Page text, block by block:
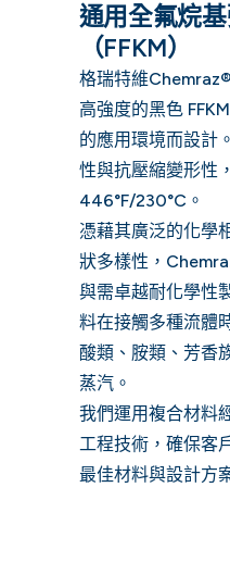
通用全氟烷
（FFKM）
格瑞特維
高強度的黑色
的應用環境而設計
性與抗壓縮變形性
446°F/230°C。
憑藉其廣泛的化學
狀多樣性，
與需卓越耐化學性
料在接觸多種流體
酸類、胺類、芳香
蒸汽。
我們運用複合材料
工程技術，確保客
最佳材料與設計方